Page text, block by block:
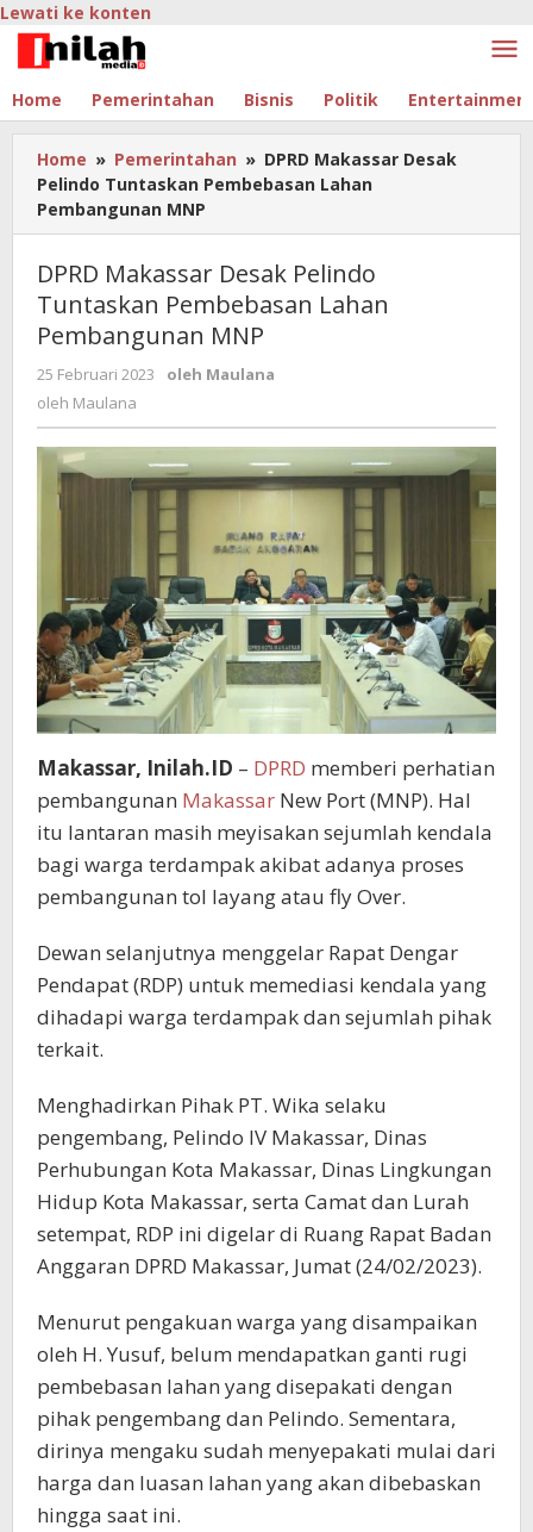
Lewati ke konten
Home Pemerintahan Bisnis Politik
Home » Pemerintahan » DPRD Makassar Desak
Pelindo Tuntaskan Pembebasan Lahan
Pembangunan MNP
DPRD Makassar Desak Pelindo
Tuntaskan Pembebasan Lahan
Pembangunan MNP
25 Februari 2023 oleh Maulana
oleh Maulana
Makassar, Inilah.ID – DPRD memberi perhatian
pembangunan Makassar New Port (MNP). Hal
itu lantaran masih meyisakan sejumlah kendala
bagi warga terdampak akibat adanya proses
pembangunan tol layang atau fly Over.
Dewan selanjutnya menggelar Rapat Dengar
Pendapat (RDP) untuk memediasi kendala yang
dihadapi warga terdampak dan sejumlah pihak
terkait.
Menghadirkan Pihak PT. Wika selaku
pengembang, Pelindo IV Makassar, Dinas
Perhubungan Kota Makassar, Dinas Lingkungan
Hidup Kota Makassar, serta Camat dan Lurah
setempat, RDP ini digelar di Ruang Rapat Badan
Anggaran DPRD Makassar, Jumat (24/02/2023).
Menurut pengakuan warga yang disampaikan
oleh H. Yusuf, belum mendapatkan ganti rugi
pembebasan lahan yang disepakati dengan
pihak pengembang dan Pelindo. Sementara,
dirinya mengaku sudah menyepakati mulai dari
harga dan luasan lahan yang akan dibebaskan
hingga saat ini.